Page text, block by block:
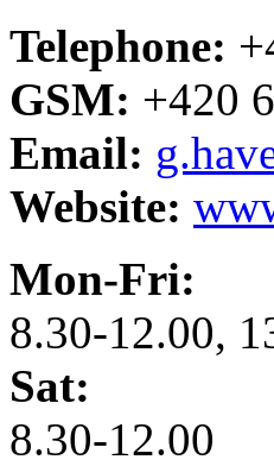
Telephone:
GSM: +420
Email:
Website:
Mon-Fri:
8.30-12.00,
Sat:
8.30-12.00